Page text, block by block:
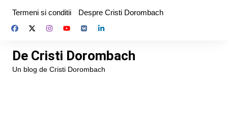
content
Termeni si conditii Despre Cristi Dorombach
De Cristi Dorombach
Un blog de Cristi Dorombach